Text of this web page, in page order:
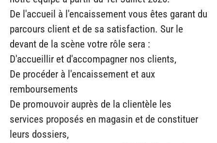
De l'accueil à l'encaissement vous êtes garant du
parcours client et de sa satisfaction. Sur le
devant de la scène votre rôle sera :
D'accueillir et d'accompagner nos clients,
De procéder à l'encaissement et aux
remboursements
De promouvoir auprès de la clientèle les
services proposés en magasin et de constituer
leurs dossiers,